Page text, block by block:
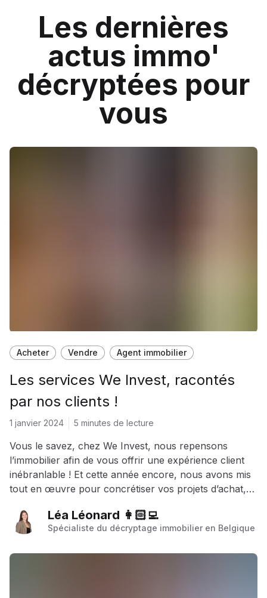
Les dernières
actus immo'
décryptées pour
vous
Acheter Vendre Agent immobilier
Les services We Invest, racontés
par nos clients !
1 janvier 2024 5 minutes de lecture
Vous le savez, chez We Invest, nous repensons
l’immobilier afin de vous offrir une expérience client
inébranlable ! Et cette année encore, nous avons mis
tout en œuvre pour concrétiser vos projets d’achat,
placés que nos clients pour en parler ? Découvrons
ensemble les services We Invest…
Léa Léonard 👩🏻‍💻
Spécialiste du décryptage immobilier en Belgique